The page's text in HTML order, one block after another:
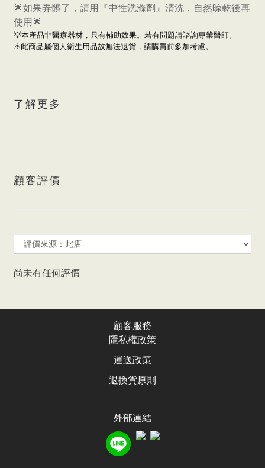
🌟如果弄髒了，請用『中性洗滌劑』清洗，自然晾乾後再
使用🌟
💡本產品非醫療器材，只有輔助效果。若有問題請諮詢專業醫師。
⚠️此商品屬個人衛生用品故無法退貨，請購買前多加考慮。
了解更多
顧客評價
尚未有任何評價
顧客服務
隱私權政策
運送政策
退換貨原則
外部連結